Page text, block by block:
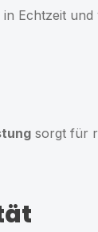
Echtzeit
sorgt für